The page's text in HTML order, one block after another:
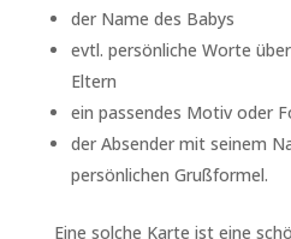
der Name des Babys
evtl. persönliche Worte
Eltern
ein passendes Motiv oder
der Absender mit seinem
persönlichen Grußformel.
Eine solche Karte ist eine